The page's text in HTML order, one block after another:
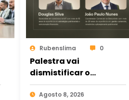
Rubenslima 0
Palestra vai
dismistificar o
Consórcio e a
Alavancagem
Agosto 8, 2026